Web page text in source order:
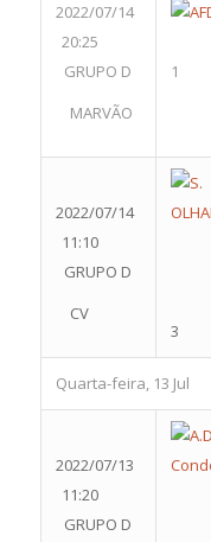
2022/07/14
20:25
GRUPO D
MARVÃO
1
2022/07/14
11:10
GRUPO D
CV
3
Quarta-feira, 13 Jul
2022/07/13
11:20
GRUPO D